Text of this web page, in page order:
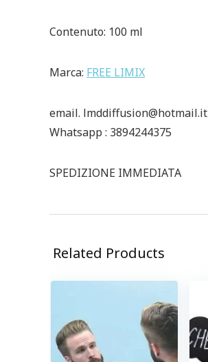
Contenuto: 100 ml
Marca: FREE LIMIX
email. lmddiffusion@hotmail.it
Whatsapp : 3894244375
SPEDIZIONE IMMEDIATA
Related Products